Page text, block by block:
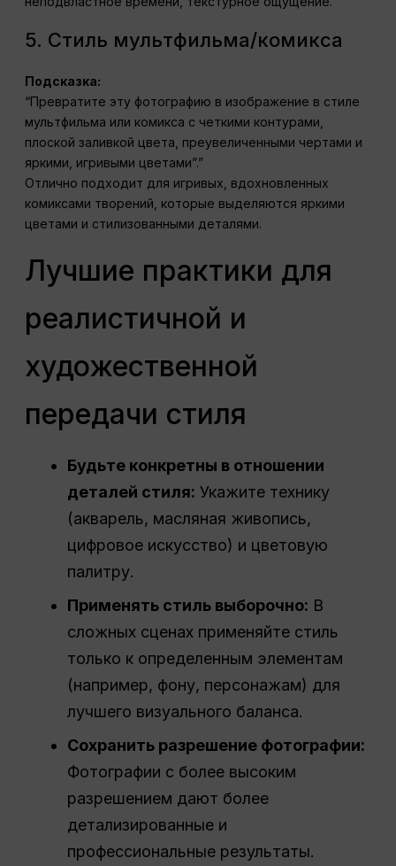
5. Стиль мультфильма/комикса
Подсказка:
“Превратите эту фотографию в изображение в стиле
мультфильма или комикса с четкими контурами,
плоской заливкой цвета, преувеличенными чертами и
яркими, игривыми цветами”.”
Отлично подходит для игривых, вдохновленных
комиксами творений, которые выделяются яркими
цветами и стилизованными деталями.
Лучшие практики для
реалистичной и
художественной
передачи стиля
Будьте конкретны в отношении
деталей стиля: Укажите технику
(акварель, масляная живопись,
цифровое искусство) и цветовую
палитру.
Применять стиль выборочно: В
сложных сценах применяйте стиль
только к определенным элементам
(например, фону, персонажам) для
лучшего визуального баланса.
Сохранить разрешение фотографии:
Фотографии с более высоким
разрешением дают более
детализированные и
профессиональные результаты.